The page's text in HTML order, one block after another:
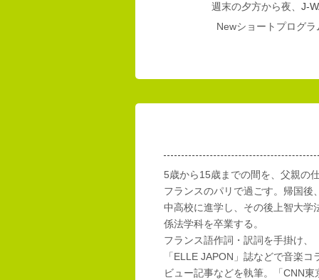
週末の夕方から夜、 J-
Newショートプログ
5歳から15歳までの間を、父親の
フランスのパリで過ごす。帰国後
中高校に進学し、その後上智大学
係法学科を卒業する。
フランス語作詞・訳詞を手掛け、
「ELLE JAPON」誌などで音楽コ
ビュー記事などを執筆。「CNN東